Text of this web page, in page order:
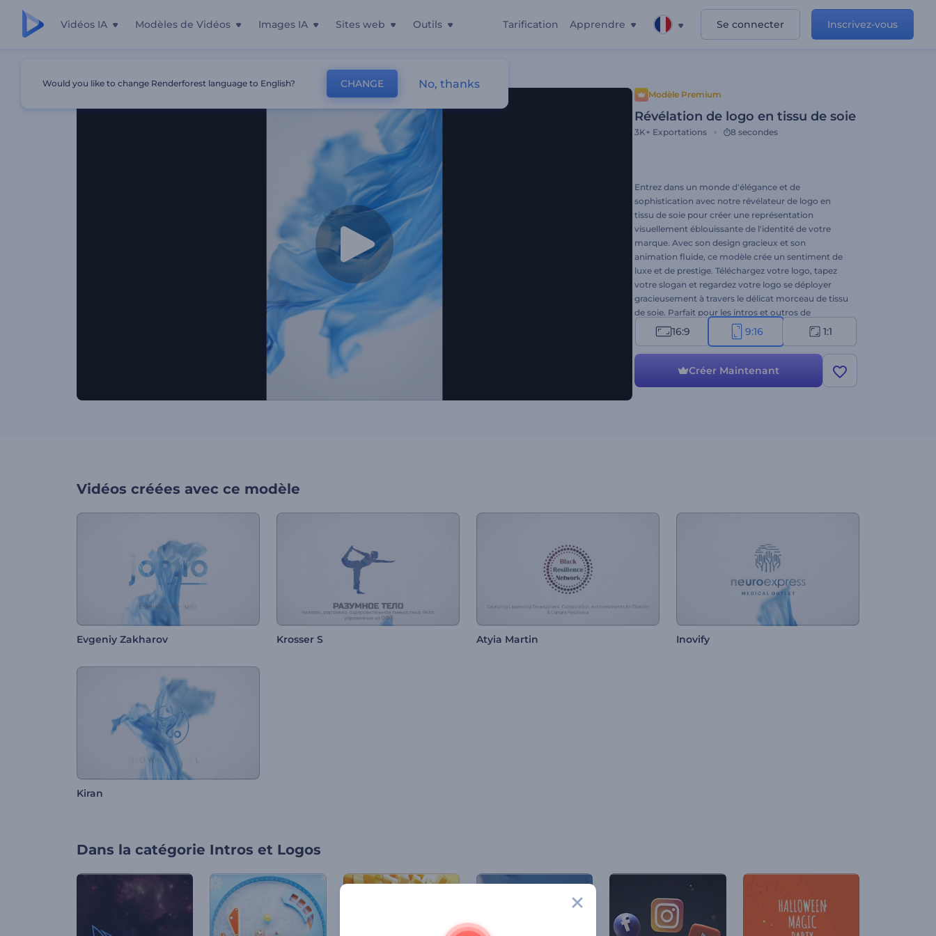
Vidéos IA Modèles de Vidéos Images IA Sites web Outils Tarification Apprendre Se connecter Inscrivez-vous
Modèle Premium
Révélation de logo en tissu de soie
3K+ Exportations 8 secondes
Entrez dans un monde d'élégance et de
sophistication avec notre révélateur de logo en
tissu de soie pour créer une représentation
visuellement éblouissante de l'identité de votre
marque. Avec son design gracieux et son
animation fluide, ce modèle crée un sentiment de
luxe et de prestige. Téléchargez votre logo, tapez
votre slogan et regardez votre logo se déployer
gracieusement à travers le délicat morceau de tissu
de soie. Parfait pour les intros et outros de
marques, les créateurs de mode, les studios de
couture, les services de stylisme personnel, et bien
d'autres projets pertinents. Essayez-le maintenant !
16:9 9:16 1:1
Créer Maintenant
Vidéos créées avec ce modèle
Evgeniy Zakharov Krosser S Atyia Martin Inovify
Kiran
Dans la catégorie Intros et Logos
Would you like to change Renderforest language to English? CHANGE No, thanks